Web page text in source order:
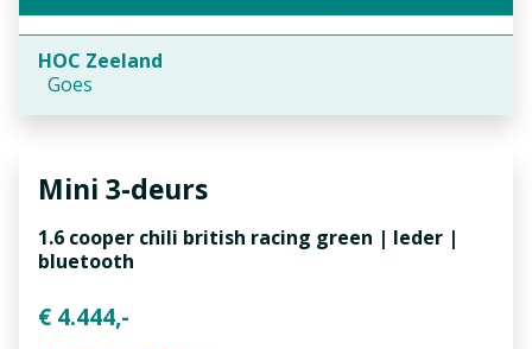
HOC Zeeland
Goes
Mini 3-deurs
1.6 cooper chili british racing green | leder |
bluetooth
€ 4.444,-